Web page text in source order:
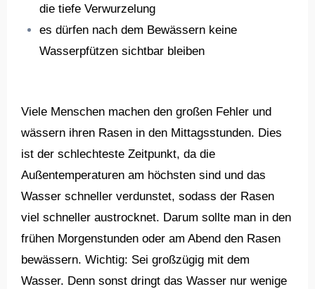
die tiefe Verwurzelung
es dürfen nach dem Bewässern keine
Wasserpfützen sichtbar bleiben
Viele Menschen machen den großen Fehler und
wässern ihren Rasen in den Mittagsstunden. Dies
ist der schlechteste Zeitpunkt, da die
Außentemperaturen am höchsten sind und das
Wasser schneller verdunstet, sodass der Rasen
viel schneller austrocknet. Darum sollte man in den
frühen Morgenstunden oder am Abend den Rasen
bewässern. Wichtig: Sei großzügig mit dem
Wasser. Denn sonst dringt das Wasser nur wenige